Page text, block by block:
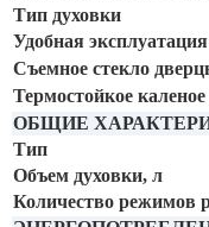
Тип духовки
Удобная эксплуатация
Съемное стекло
Термостойкое каленое
ОБЩИЕ
Тип
Объем духовки, л
Количество режимов